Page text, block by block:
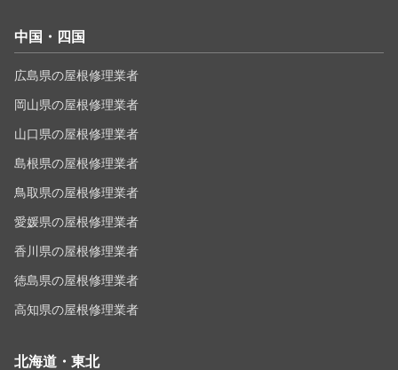
中国・四国
広島県の屋根修理業者
岡山県の屋根修理業者
山口県の屋根修理業者
島根県の屋根修理業者
鳥取県の屋根修理業者
愛媛県の屋根修理業者
香川県の屋根修理業者
徳島県の屋根修理業者
高知県の屋根修理業者
北海道・東北